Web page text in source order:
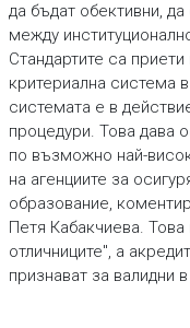
да бъдат обективни,
между
Стандартите са
критериална система
системата е в
процедури. Това дава
по възможно най-
на агенциите за
образование,
Петя Кабакчиева.
отличниците", а
признават за валидни